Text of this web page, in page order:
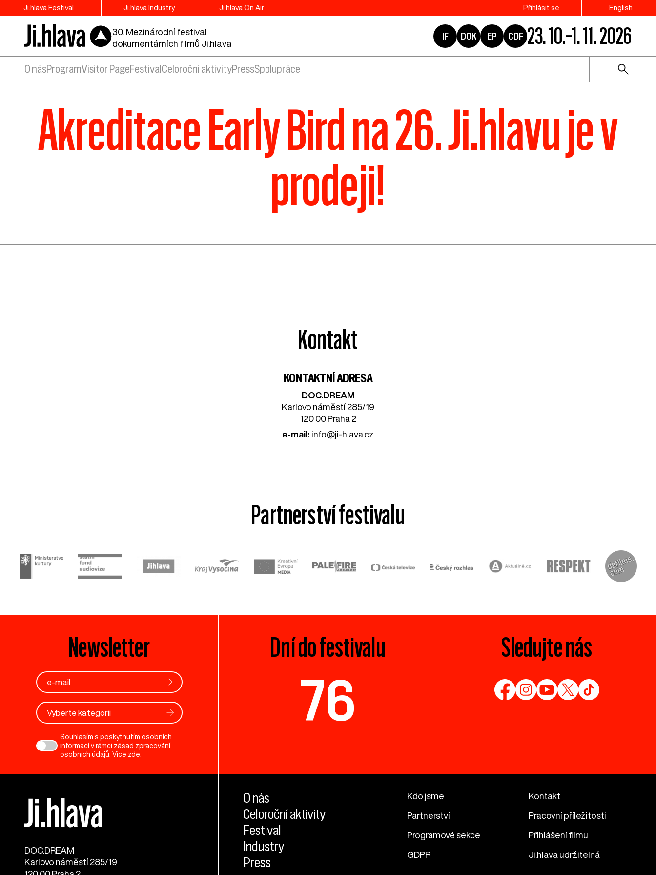
Ji.hlava Festival Ji.hlava Industry Ji.hlava On Air Přihlásit se English
30. Mezinárodní festival
dokumentárních filmů Ji.hlava
IF DOK EP CDF 23. 10.–1. 11. 2026
O násProgramVisitor PageFestival Celoroční aktivityPressSpolupráce
Akreditace Early Bird na 26. Ji.hlavu je v
prodeji!
Kontakt
KONTAKTNÍ ADRESA
DOC.DREAM​
Karlovo náměstí 285/19
120 00 Praha 2
e-mail: info@ji-hlava.cz
Partnerství festivalu
Newsletter
Vyberte kategorii
Souhlasím s poskytnutím osobních
informací v rámci zásad zpracování
osobních údajů. Více zde.
Dní do festivalu
76
Sledujte nás
DOC.DREAM​
Karlovo náměstí 285/19
O nás
Celoroční aktivity
Festival
Industry
Press
Kdo jsme Kontakt
Partnerství Pracovní příležitosti
Programové sekce Přihlášení filmu
GDPR Ji.hlava udržitelná